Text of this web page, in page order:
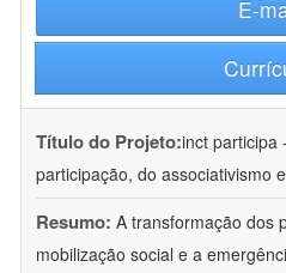
E-
Título do Projeto:inct participa
participação, do associativismo
Resumo: A transformação dos
mobilização social e a